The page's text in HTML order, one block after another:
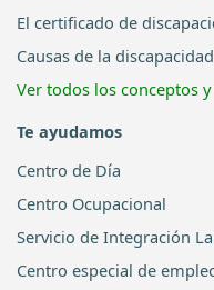
El certificado de
Causas de la
Ver todos los conceptos
Te ayudamos
Centro de Día
Centro Ocupacional
Servicio de Integración
Centro especial de